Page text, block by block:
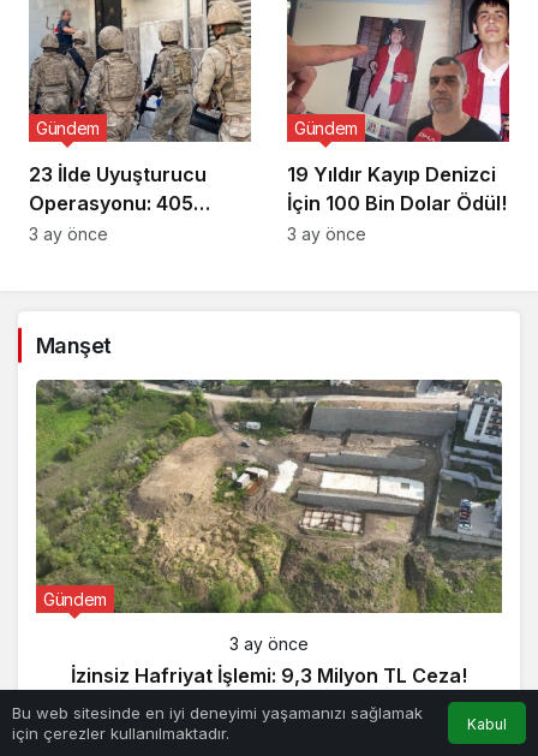
23 İlde Uyuşturucu
Operasyonu: 405
Gözaltı!
Gündem
3 ay önce
19 Yıldır Kayıp Denizci
İçin 100 Bin Dolar Ödül!
Gündem
3 ay önce
Manşet
Gündem
3 ay önce
İzinsiz Hafriyat İşlemi: 9,3 Milyon TL Ceza!
Bu web sitesinde en iyi deneyimi yaşamanızı sağlamak
için çerezler kullanılmaktadır.
Kabul